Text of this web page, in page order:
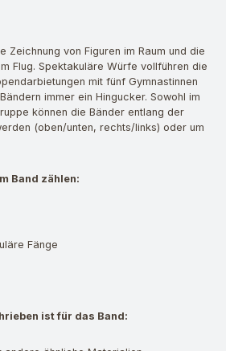
Zeichnung von Figuren im Raum und die
Flug. Spektakuläre Würfe vollführen die
mit fünf Gymnastinnen
immer ein Hingucker. Sowohl im
können die Bänder entlang der
(oben/unten, rechts/links) oder um
Band zählen:
Fänge
ist für das Band: